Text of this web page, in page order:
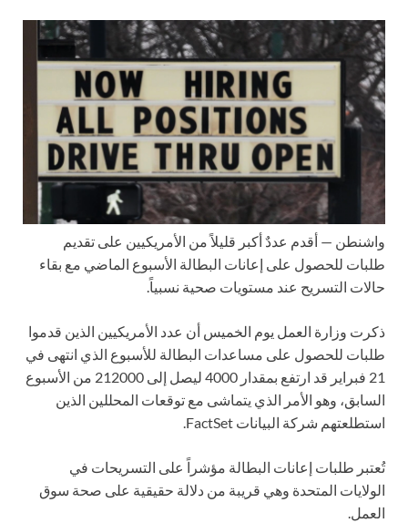
واشنطن — أقدم عددٌ أكبر قليلاً من الأمريكيين على تقديم
طلبات للحصول على إعانات البطالة الأسبوع الماضي مع بقاء
حالات التسريح عند مستويات صحية نسبياً.
ذكرت وزارة العمل يوم الخميس أن عدد الأمريكيين الذين قدموا
طلبات للحصول على مساعدات البطالة للأسبوع الذي انتهى في
21 فبراير قد ارتفع بمقدار 4000 ليصل إلى 212000 من الأسبوع
السابق، وهو الأمر الذي يتماشى مع توقعات المحللين الذين
استطلعتهم شركة البيانات FactSet.
تُعتبر طلبات إعانات البطالة مؤشراً على التسريحات في
الولايات المتحدة وهي قريبة من دلالة حقيقية على صحة سوق
العمل.